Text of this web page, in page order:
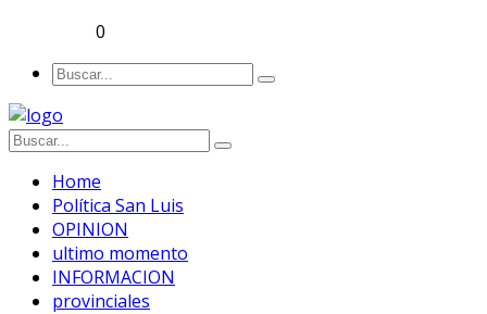
0
Home
Política San Luis
OPINION
ultimo momento
INFORMACION
provinciales